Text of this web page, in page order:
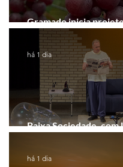
Gramado inicia
Rota do Vinho
Baixa Sociedade, com
Guimarães, chega a
há 1 dia
há 1 dia